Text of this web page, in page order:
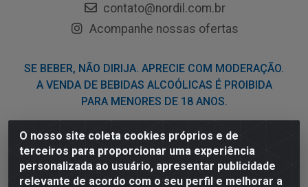
O nosso site coleta cookies próprios e de
terceiros para proporcionar uma experiência
personalizada ao usuário, apresentar publicidade
relevante de acordo com o seu perfil e melhorar a
contato@nordil.com.br
Acompanhe nossas ofertas
SE BEBER, NÃO DIRIJA. APRECIE COM MODERAÇÃO.
A VENDA DE BEBIDAS ALCOÓLICAS É PROIBIDA
PARA MENORES DE 18 ANOS.
Nordil Distribuidora - Avenida Liberdade, 2738, Bloco F -
Sesi - Bayeux/PB - CEP 58.111-400 - CNPJ
03.775.813/0001-41